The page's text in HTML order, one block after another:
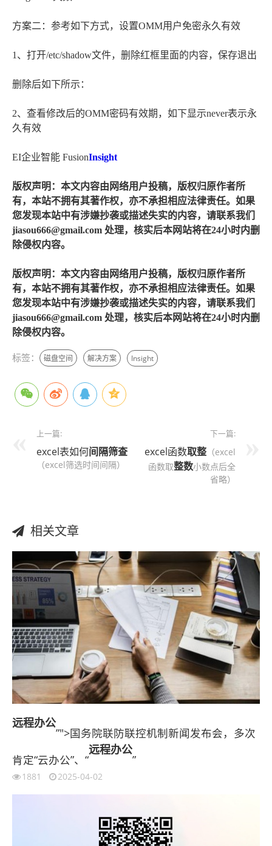
方案二：参考如下方式，设置OMM用户免密永久有效
1、打开/etc/shadow文件，删除红框里面的内容，保存退出
删除后如下所示：
2、查看修改后的OMM密码有效期，如下显示never表示永
久有效
EI企业智能 FusionInsight
版权声明：本文内容由网络用户投稿，版权归原作者所
有，本站不拥有其著作权，亦不承担相应法律责任。如果
您发现本站中有涉嫌抄袭或描述失实的内容，请联系我们
jiasou666@gmail.com 处理，核实后本网站将在24小时内删
除侵权内容。
版权声明：本文内容由网络用户投稿，版权归原作者所
有，本站不拥有其著作权，亦不承担相应法律责任。如果
您发现本站中有涉嫌抄袭或描述失实的内容，请联系我们
jiasou666@gmail.com 处理，核实后本网站将在24小时内删
除侵权内容。
标签： 磁盘空间 解决方案 Insight
上一篇:
excel表如何间隔筛查
（excel筛选时间间隔）
下一篇:
excel函数取整 （excel
函数取整数小数点后全
省略）
相关文章
远程办公
”">国务院联防联控机制新闻发布会，多次
肯定“云办公”、“
远程办公
”
1881 2025-04-02